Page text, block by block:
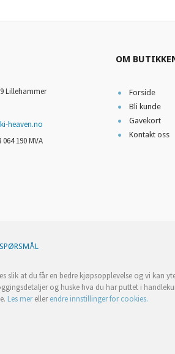
Lillehammer
heaven.no
064 190 MVA
OM
Forside
Bli kunde
Gavekort
Kontakt oss
slik at du får en bedre kjøpsopplevelse og vi kan
og huske hva du har puttet i
Les merellerendre innstillinger for cookies.